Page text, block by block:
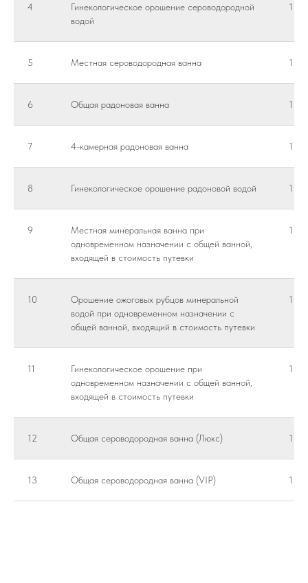
4
Гинекологическое орошение сероводородной
водой
1
5 Местная сероводородная ванна 1
6 Общая радоновая ванна 1
7 4-камерная радоновая ванна 1
8 Гинекологическое орошение радоновой водой 1
9
Местная минеральная ванна при
одновременном назначении с общей ванной,
входящей в стоимость путевки
1
10
Орошение ожоговых рубцов минеральной
водой при одновременном назначении с
общей ванной, входящий в стоимость путевки
1
11
Гинекологическое орошение при
одновременном назначении с общей ванной,
входящей в стоимость путевки
1
12 Общая сероводородная ванна (Люкс) 1
13 Общая сероводородная ванна (VIP) 1